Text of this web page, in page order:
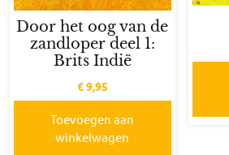
Door het oog van de
zandloper deel 1:
Brits Indië
€9,95
Toevoegen aan
winkelwagen